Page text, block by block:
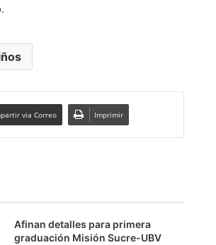
via Correo Imprimir
Afinan detalles para primera
graduación Misión Sucre-UBV